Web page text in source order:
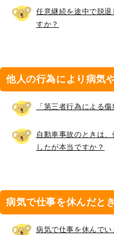
任意継続を途中で脱
すか？
他人の行為により病気
「第三者行為による
自動車事故のときは
したが本当ですか？
病気で仕事を休んだとき
病気で仕事を休んで